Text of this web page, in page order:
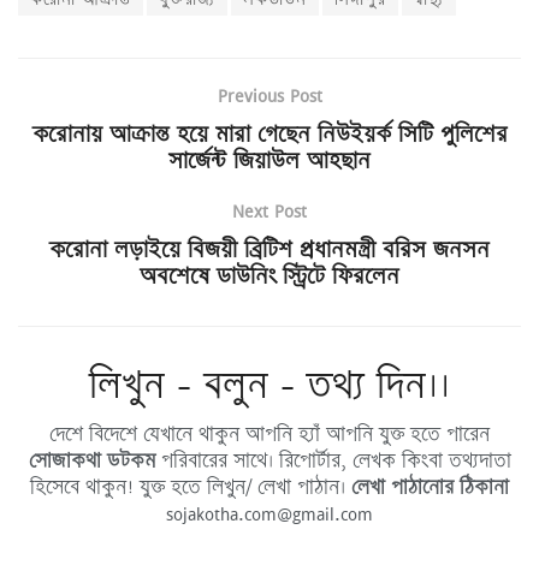
Previous Post
করোনায় আক্রান্ত হয়ে মারা গেছেন নিউইয়র্ক সিটি পুলিশের
সার্জেন্ট জিয়াউল আহছান
Next Post
করোনা লড়াইয়ে বিজয়ী ব্রিটিশ প্রধানমন্ত্রী বরিস জনসন
অবশেষে ডাউনিং স্ট্রিটে ফিরলেন
লিখুন - বলুন - তথ্য দিন।।
দেশে বিদেশে যেখানে থাকুন আপনি হ্যাঁ আপনি যুক্ত হতে পারেন
সোজাকথা ডটকমপরিবারের সাথে। রিপোর্টার, লেখক কিংবা তথ্যদাতা
হিসেবে থাকুন! যুক্ত হতে লিখুন/ লেখা পাঠান। লেখা পাঠানোর ঠিকানা
sojakotha.com@gmail.com